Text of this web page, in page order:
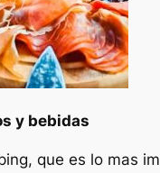
y bebidas
que es lo mas